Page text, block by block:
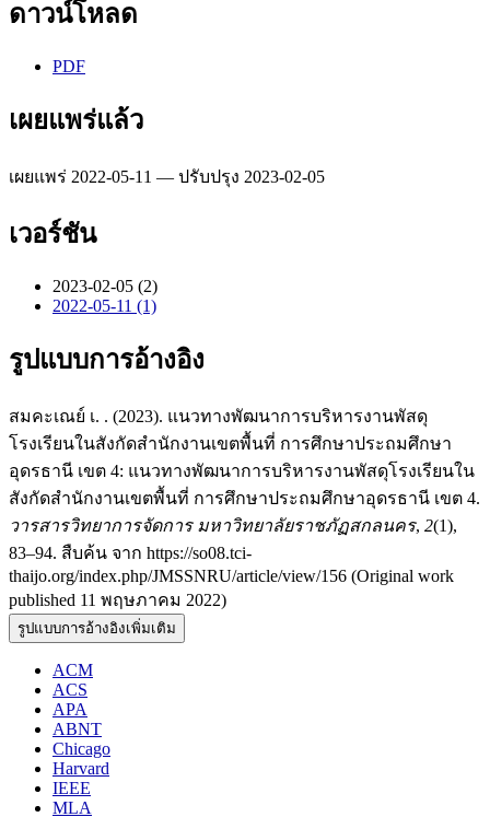
ดาวน์โหลด
PDF
เผยแพร่แล้ว
เผยแพร่ 2022-05-11 — ปรับปรุง 2023-02-05
เวอร์ชัน
2023-02-05 (2)
2022-05-11 (1)
รูปแบบการอ้างอิง
สมคะเณย์ เ. . (2023). แนวทางพัฒนาการบริหารงานพัสดุ
โรงเรียนในสังกัดสำนักงานเขตพื้นที่ การศึกษาประถมศึกษา
อุดรธานี เขต 4: แนวทางพัฒนาการบริหารงานพัสดุโรงเรียนใน
สังกัดสำนักงานเขตพื้นที่ การศึกษาประถมศึกษาอุดรธานี เขต 4.
วารสารวิทยาการจัดการ มหาวิทยาลัยราชภัฏสกลนคร, 2(1),
83–94. สืบค้น จาก https://so08.tci-
thaijo.org/index.php/JMSSNRU/article/view/156 (Original work
published 11 พฤษภาคม 2022)
รูปแบบการอ้างอิงเพิ่มเติม
ACM
ACS
APA
ABNT
Chicago
Harvard
IEEE
MLA